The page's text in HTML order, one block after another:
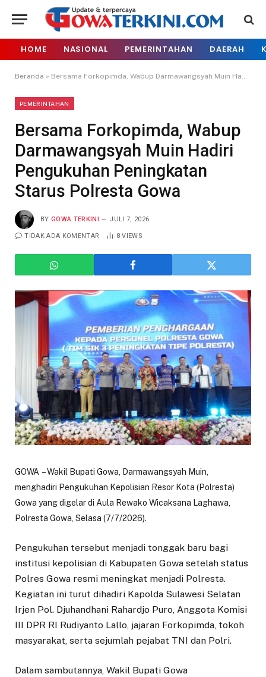
HOME NASIONAL PEMERINTAHAN DAERAH
Beranda » Bersama Forkopimda, Wabup Darmawangsyah Muin Hadiri Pengukuhan Peningkatan Starus Polresta Gowa
PEMERINTAHAN
Bersama Forkopimda, Wabup
Darmawangsyah Muin Hadiri
Pengukuhan Peningkatan
Starus Polresta Gowa
BY GOWA TERKINI JULI 7, 2026
TIDAK ADA KOMENTAR 8VIEWS
GOWA – Wakil Bupati Gowa, Darmawangsyah Muin,
menghadiri Pengukuhan Kepolisian Resor Kota (Polresta)
Gowa yang digelar di Aula Rewako Wicaksana Laghawa,
Polresta Gowa, Selasa (7/7/2026).
Pengukuhan tersebut menjadi tonggak baru bagi
institusi kepolisian di Kabupaten Gowa setelah status
Polres Gowa resmi meningkat menjadi Polresta.
Kegiatan ini turut dihadiri Kapolda Sulawesi Selatan
Irjen Pol. Djuhandhani Rahardjo Puro, Anggota Komisi
III DPR RI Rudiyanto Lallo, jajaran Forkopimda, tokoh
masyarakat, serta sejumlah pejabat TNI dan Polri.
Dalam sambutannya, Wakil Bupati Gowa